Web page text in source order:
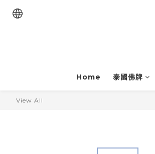
Home 泰國佛牌
View All